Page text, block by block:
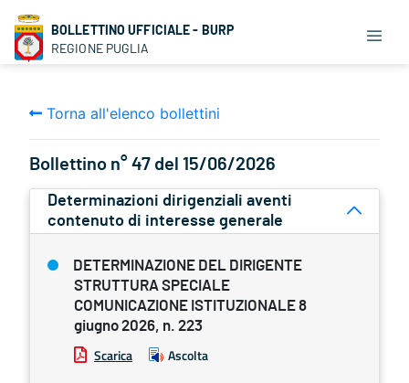
BOLLETTINO UFFICIALE - BURP
REGIONE PUGLIA
Torna all'elenco bollettini
Bollettino n° 47 del 15/06/2026
Determinazioni dirigenziali aventi
contenuto di interesse generale
DETERMINAZIONE DEL DIRIGENTE
STRUTTURA SPECIALE
COMUNICAZIONE ISTITUZIONALE 8
giugno 2026, n. 223
Scarica Ascolta